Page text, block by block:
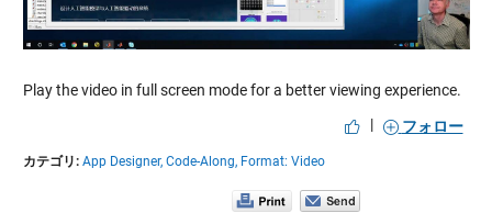
Video
Play the video in full screen mode for a better viewing experience.
|
フォロー
カテゴリ: App Designer, Code-Along, Format: Video